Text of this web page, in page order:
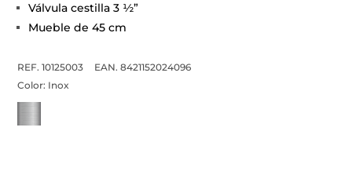
Válvula cestilla 3 ½”
Mueble de 45 cm
REF. 10125003
EAN. 8421152024096
Color: Inox